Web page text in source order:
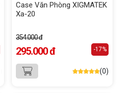
Case Văn Phòng XIGMATEK
Xa-20
354.000 đ
295.000 đ -17%
(0)